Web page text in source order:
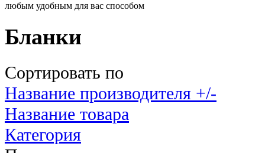
любым удобным для вас способом
Бланки
Сортировать по
Название производителя +/-
Название товара
Категория